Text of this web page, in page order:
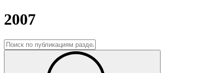
2007